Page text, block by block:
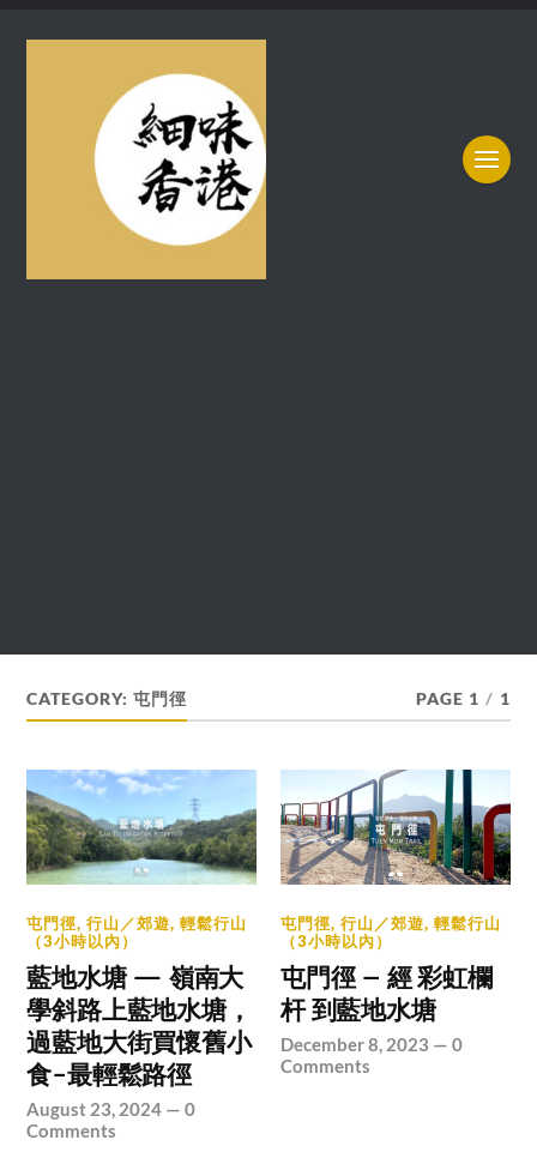
CATEGORY:屯門徑 PAGE 1 / 1
屯門徑,行山／郊遊,輕鬆行山
（3小時以內）
藍地水塘 — 嶺南大
學斜路上藍地水塘，
過藍地大街買懷舊小
食-最輕鬆路徑
August 23, 2024 —0
Comments
屯門徑,行山／郊遊,輕鬆行山
（3小時以內）
屯門徑 – 經 彩虹欄
杆 到藍地水塘
December 8, 2023 —0
Comments